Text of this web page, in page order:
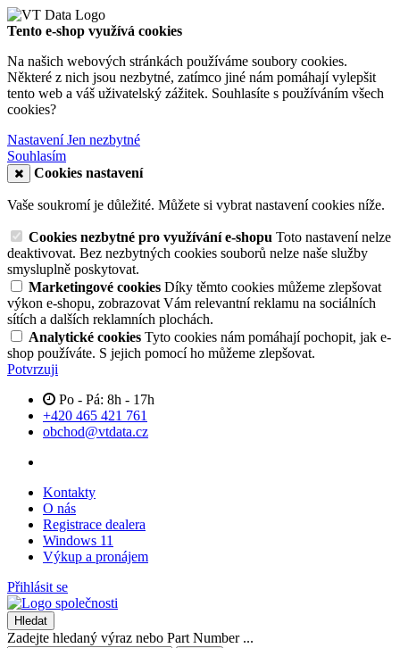
Tento e-shop využívá cookies
Na našich webových stránkách používáme soubory cookies.
Některé z nich jsou nezbytné, zatímco jiné nám pomáhají vylepšit
tento web a váš uživatelský zážitek. Souhlasíte s používáním všech
cookies?
NastaveníJen nezbytné
Souhlasím
Cookies nastavení
Vaše soukromí je důležité. Můžete si vybrat nastavení cookies níže.
Cookies nezbytné pro využívání e-shopu Toto nastavení nelze
deaktivovat. Bez nezbytných cookies souborů nelze naše služby
smysluplně poskytovat.
Marketingové cookies Díky těmto cookies můžeme zlepšovat
výkon e-shopu, zobrazovat Vám relevantní reklamu na sociálních
sítích a dalších reklamních plochách.
Analytické cookies Tyto cookies nám pomáhají pochopit, jak e-
shop používáte. S jejich pomocí ho můžeme zlepšovat.
Potvrzuji
Po - Pá: 8h - 17h
+420 465 421 761
obchod@vtdata.cz
Kontakty
O nás
Registrace dealera
Windows 11
Výkup a pronájem
Přihlásit se
Hledat
Zadejte hledaný výraz nebo Part Number ...